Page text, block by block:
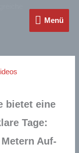
Menü
Menü
bietet eine
Tage:
Auf-